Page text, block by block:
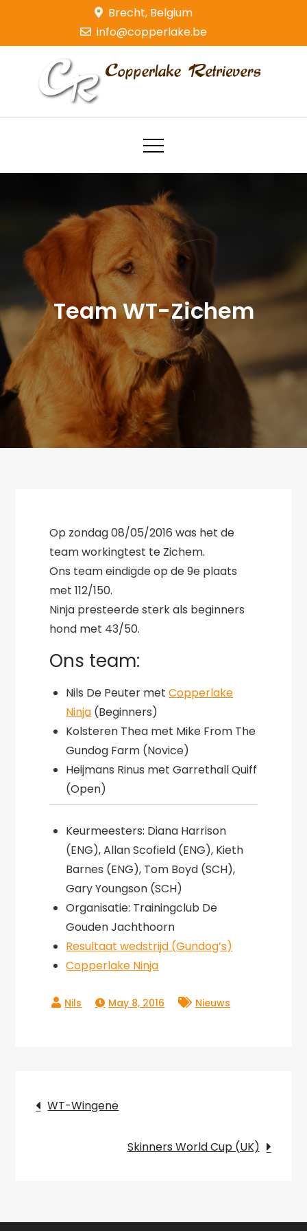
content
Brecht, Belgium
info@copperlake.be
Copperlake Retrievers
Golden Retrievers
Team WT-Zichem
Op zondag 08/05/2016 was het de
team workingtest te Zichem.
Ons team eindigde op de 9e plaats
met 112/150.
Ninja presteerde sterk als beginners
hond met 43/50.
Ons team:
Nils De Peuter metCopperlake
Ninja (Beginners)
Kolsteren Thea met Mike From The
Gundog Farm (Novice)
Heijmans Rinus met Garrethall Quiff
(Open)
Keurmeesters: Diana Harrison
(ENG), Allan Scofield (ENG), Kieth
Barnes (ENG), Tom Boyd (SCH),
Gary Youngson (SCH)
Organisatie: Trainingclub De
Gouden Jachthoorn
Resultaat wedstrijd (Gundog’s)
Copperlake Ninja
May 8, 2016 Nieuws
Post
navigation
WT-Wingene
Skinners World Cup (UK)